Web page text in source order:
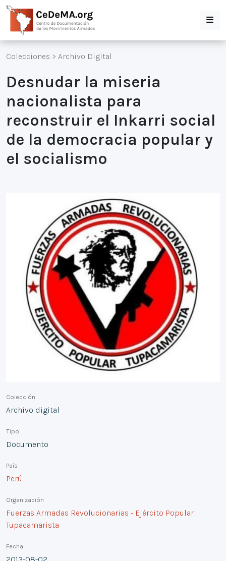
Colecciones > Archivo Digital
Desnudar la miseria
nacionalista para
reconstruir el Inkarri social
de la democracia popular y
el socialismo
Colección
Archivo digital
Tipo
Documento
País
Perú
Organización
Fuerzas Armadas Revolucionarias - Ejército Popular
Tupacamarista
Fecha